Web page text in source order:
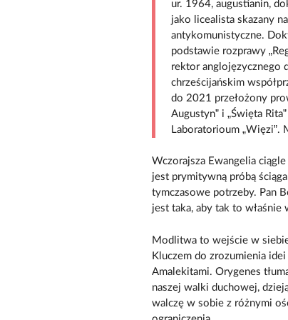
ur. 1964, augustianin,
jako licealista skazany
antykomunistyczne.
podstawie rozprawy
rektor anglojęzycznego
chrześcijańskim
do 2021 przełożony
Augustyn” i „Święta
Laboratorioum „Więzi”.
Wczorajsza Ewangelia
jest prymitywną próbą
tymczasowe potrzeby. Pan
jest taka, aby tak to właśnie
Modlitwa to wejście w
Kluczem do zrozumienia
Amalekitami. Orygenes
naszej walki duchowej,
walczę w sobie z różnymi